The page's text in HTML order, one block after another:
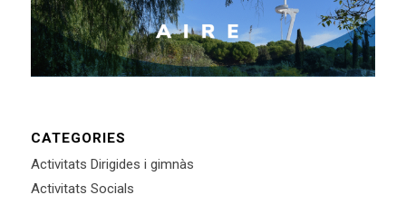
CATEGORIES
Activitats Dirigides i gimnàs
Activitats Socials